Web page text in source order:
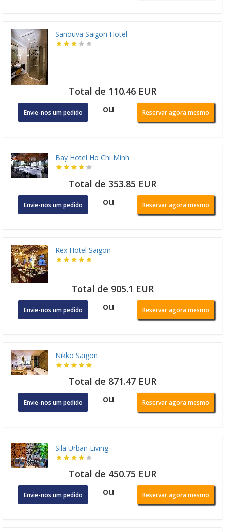
Sanouva Saigon Hotel
Total de 110.46 EUR
Envie-nos um pedido ou Reservar agora mesmo
Bay Hotel Ho Chi Minh
Total de 353.85 EUR
Envie-nos um pedido ou Reservar agora mesmo
Rex Hotel Saigon
Total de 905.1 EUR
Envie-nos um pedido ou Reservar agora mesmo
Nikko Saigon
Total de 871.47 EUR
Envie-nos um pedido ou Reservar agora mesmo
Sila Urban Living
Total de 450.75 EUR
Envie-nos um pedido ou Reservar agora mesmo